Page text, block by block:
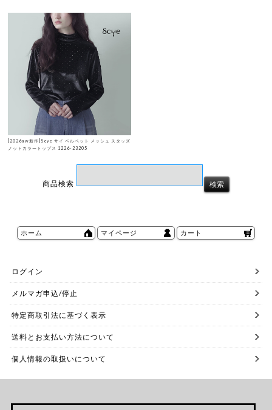
[2026aw新作]Scye サイ ベルベット メッシュ スタッズ
ノットカラートップス 1226-23205
商品検索
ホーム マイページ カート
ログイン
メルマガ申込/停止
特定商取引法に基づく表示
送料とお支払い方法について
個人情報の取扱いについて